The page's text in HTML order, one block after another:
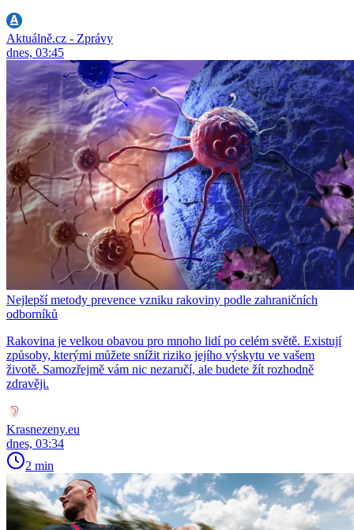
Aktuálně.cz - Zprávy
dnes, 03:45
Nejlepší metody prevence vzniku rakoviny podle zahraničních
odborníků
Rakovina je velkou obavou pro mnoho lidí po celém světě. Existují
způsoby, kterými můžete snížit riziko jejího výskytu ve vašem
životě. Samozřejmě vám nic nezaručí, ale budete žít rozhodně
zdravěji.
Krasnezeny.eu
dnes, 03:34
2 min